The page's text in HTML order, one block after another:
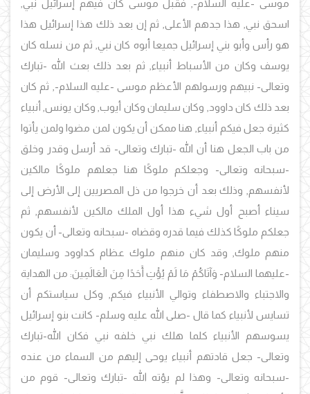
موسى -عليه السلام-, فقبل موسى كان فيهم إسرائيل نبي,
اسحق نبي, هذا جدهم الأعلى, ثم إن بعد ذلك هذا إسرائيل هذا
هو رأس وأبو بني إسرائيل جميعا أبوه كان نبي, ثم من نسله كان
يوسف وكان من الأسباط أنبياء, ثم بعد ذلك بعث الله -تبارك
وتعالى- نبيهم ورسولهم الأعظم موسى -عليه السلام-, ثم كان
بعد ذلك كان داوود, وكان سليمان وكان أيوب, وكان يونس, أنبياء
كثيرة جعل فيكم أنبياء, هنا ممكن أن يكون لمن مضوا ولمن يأتوا
من باب الجعل هنا أن الله -تبارك وتعالى- قد أرسل وقدر وخلق
-سبحانه وتعالى- وجعلكم ملوكًا هنا جعلهم ملوكًا مالكين
لأنفسهم, وذلك بعد أن خرجوا من ذل المصريين إلى الأرض إلى
سيناء أصبح أول شيء هذا أول الملك مالكين لأنفسهم, ثم
جعلكم ملوكًا كذلك فيما قدره وقضاه -سبحانه وتعالى- أن يكون
منهم ملوك, وقد كان منهم ملوك عظام كداوود وسليمان
-عليهما السلام- وَآتَاكُمْ مَا لَمْ يُؤْتِ أَحَدًا مِنَ الْعَالَمِينَ: من الهداية
والاجتباء والاصطفاء وتوالي الأنبياء فيكم, وكل سياستكم أن
تسايس لأنبياء كما قال -صلى الله عليه وسلم- كانت بنو إسرائيل
يسوسهم الأنبياء كلما هلك نبي خلفه نبي فكان الله-تبارك
وتعالى- جعل قادتهم أنبياء يوحى إليهم من السماء من عنده
-سبحانه وتعالى- وهذا لم يؤته الله -تبارك وتعالى- قوم من